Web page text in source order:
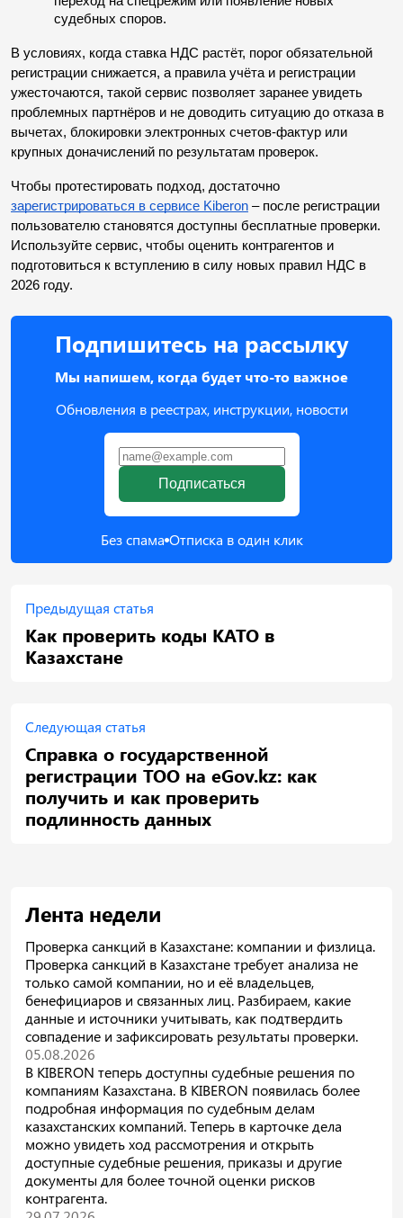
судебных споров.
В условиях, когда ставка НДС растёт, порог обязательной
регистрации снижается, а правила учёта и регистрации
ужесточаются, такой сервис позволяет заранее увидеть
проблемных партнёров и не доводить ситуацию до отказа в
вычетах, блокировки электронных счетов-фактур или
крупных доначислений по результатам проверок.
зарегистрироваться в сервисе Kiberon – после регистрации
пользователю становятся доступны бесплатные проверки.
Используйте сервис, чтобы оценить контрагентов и
подготовиться к вступлению в силу новых правил НДС в
2026 году.
Подпишитесь на рассылку
Мы напишем, когда будет что-то важное
Обновления в реестрах, инструкции, новости
Подписаться
Без спама Отписка в один клик
Предыдущая статья
Как проверить коды КАТО в
Казахстане
Следующая статья
Справка о государственной
регистрации ТОО на eGov.kz: как
получить и как проверить
подлинность данных
Лента недели
Проверка санкций в Казахстане: компании и физлица.
Проверка санкций в Казахстане требует анализа не
только самой компании, но и её владельцев,
бенефициаров и связанных лиц. Разбираем, какие
данные и источники учитывать, как подтвердить
совпадение и зафиксировать результаты проверки.
05.08.2026
В KIBERON теперь доступны судебные решения по
компаниям Казахстана. В KIBERON появилась более
подробная информация по судебным делам
казахстанских компаний. Теперь в карточке дела
можно увидеть ход рассмотрения и открыть
доступные судебные решения, приказы и другие
документы для более точной оценки рисков
контрагента.